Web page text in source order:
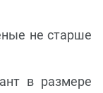
не старше
в размере